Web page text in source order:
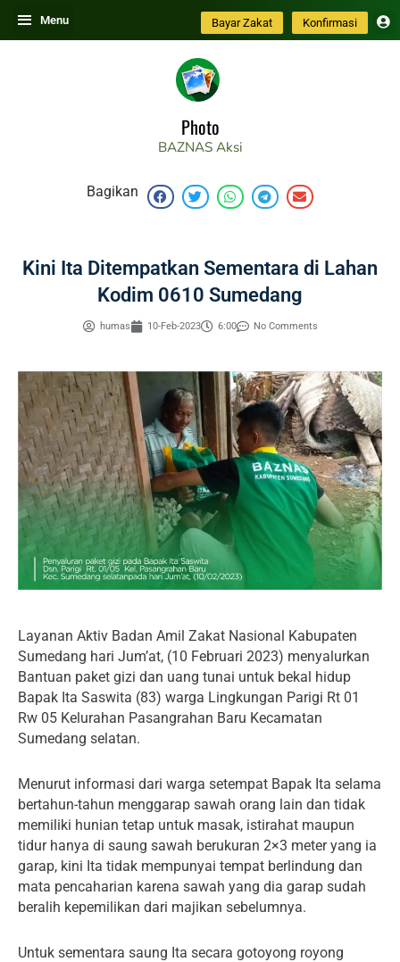
Skip
to
Menu Bayar Zakat Konfirmasi
Photo
BAZNAS Aksi
Bagikan
Kini Ita Ditempatkan Sementara di Lahan
Kodim 0610 Sumedang
humas 10-Feb-2023 6:00 No Comments
Layanan Aktiv Badan Amil Zakat Nasional Kabupaten
Sumedang hari Jum’at, (10 Februari 2023) menyalurkan
Bantuan paket gizi dan uang tunai untuk bekal hidup
Bapak Ita Saswita (83) warga Lingkungan Parigi Rt 01
Rw 05 Kelurahan Pasangrahan Baru Kecamatan
Sumedang selatan.
Menurut informasi dari warga setempat Bapak Ita selama
bertahun-tahun menggarap sawah orang lain dan tidak
memiliki hunian tetap untuk masak, istirahat maupun
tidur hanya di saung sawah berukuran 2×3 meter yang ia
garap, kini Ita tidak mempunyai tempat berlindung dan
mata pencaharian karena sawah yang dia garap sudah
beralih kepemilikan dari majikan sebelumnya.
Untuk sementara saung Ita secara gotoyong royong